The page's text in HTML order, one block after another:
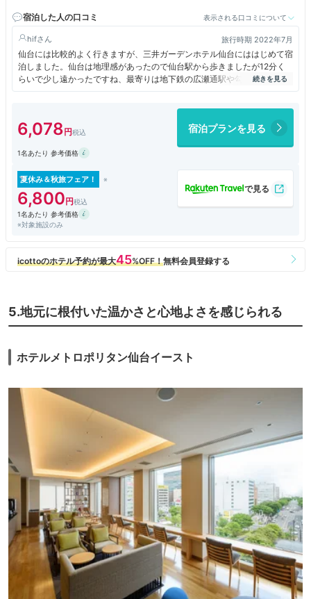
宿泊した人の口コミ 表示される口コミについて
hif 旅行時期 2022年7月
仙台には比較的よく行きますが、三井ガーデンホテル仙台にははじめて宿
泊しました。仙台は地理感があったので仙台駅から歩きましたが12分く
らいで少し遠かったですね、最寄りは地下鉄の広瀬通駅や勾当台公園駅が
近くです。7階フロントまでエレベーターで上がって別のエレベーターで
左斜め方向の眺望は開けていました！窓に給気口があり外気が取り入れで
きます。部屋はデュベスタイルのベッドに加湿空気清浄機で机にソファ、
テーブルもあって快適でした。朝食はビュッフェで仙台名物、麻婆焼そ
しなかったですが最上階18階にありテレビで混雑状況も確認できまし
た。
6,078 宿泊プランを見る
1名あたり 参考価格
夏休み＆秋旅フェア！
6,800
1名あたり 参考価格
※対象施設のみ
5.地元に根付いた温かさと心地よさを感じられる
ホテルメトロポリタン仙台イースト